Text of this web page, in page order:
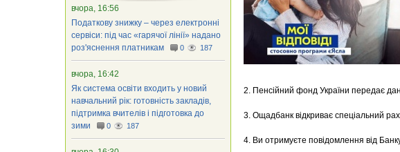
2. Пенсійний фонд України передає
3. Ощадбанк відкриває спеціальний
4. Ви отримуєте повідомлення від
вчора, 16:56
Податкову знижку – через електронні
сервіси: під час «гарячої лінії» надано
роз'яснення платникам
0 187
вчора, 16:42
Як система освіти входить у новий
навчальний рік: готовність закладів,
підтримка вчителів і підготовка до
зими
0 187